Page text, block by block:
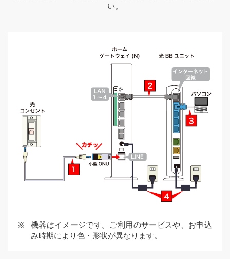
い。
機器はイメージです。ご利用のサービスや、お申込
み時期により色・形状が異なります。